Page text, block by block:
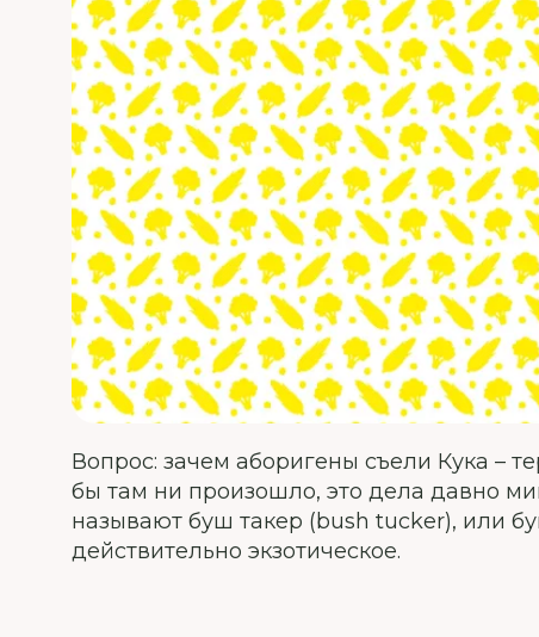
Вопрос: зачем аборигены съели Кука –
бы там ни произошло, это дела давно
называют буш такер (bush tucker), или
действительно экзотическое.